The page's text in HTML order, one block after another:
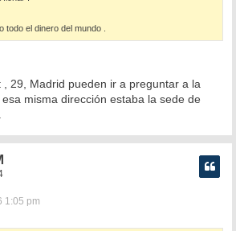
todo el dinero del mundo .
, 29, Madrid pueden ir a preguntar a la
misma dirección estaba la sede de
1:05 pm